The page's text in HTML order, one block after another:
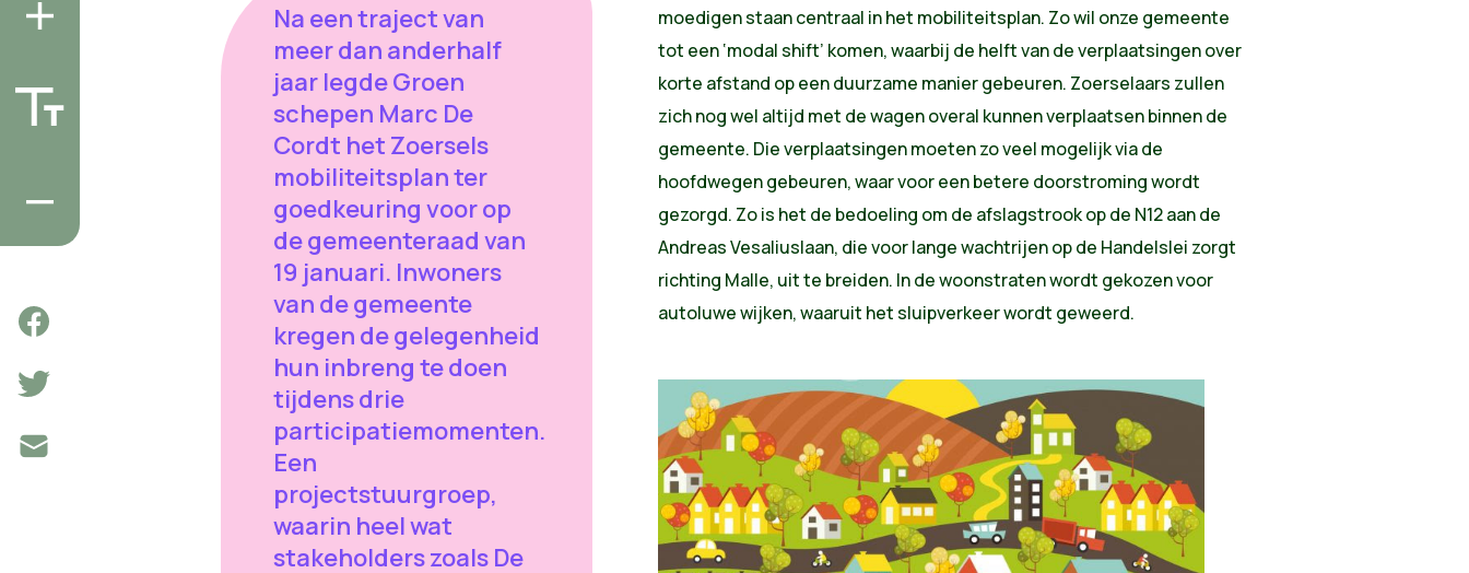
Na een traject van
meer dan anderhalf
jaar legde Groen
schepen Marc De
Cordt het Zoersels
mobiliteitsplan ter
goedkeuring voor op
de gemeenteraad van
19 januari. Inwoners
van de gemeente
kregen de gelegenheid
hun inbreng te doen
tijdens drie
participatiemomenten.
Een
projectstuurgroep,
waarin heel wat
stakeholders zoals De
moedigen staan centraal in het mobiliteitsplan. Zo wil onze gemeente
tot een ‘modal shift’ komen, waarbij de helft van de verplaatsingen over
korte afstand op een duurzame manier gebeuren. Zoerselaars zullen
zich nog wel altijd met de wagen overal kunnen verplaatsen binnen de
gemeente. Die verplaatsingen moeten zo veel mogelijk via de
hoofdwegen gebeuren, waar voor een betere doorstroming wordt
gezorgd. Zo is het de bedoeling om de afslagstrook op de N12 aan de
Andreas Vesaliuslaan, die voor lange wachtrijen op de Handelslei zorgt
richting Malle, uit te breiden. In de woonstraten wordt gekozen voor
autoluwe wijken, waaruit het sluipverkeer wordt geweerd.